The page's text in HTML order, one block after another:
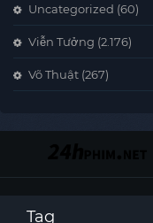
Uncategorized (60)
Viễn Tưởng (2.176)
Võ Thuật (267)
Tag